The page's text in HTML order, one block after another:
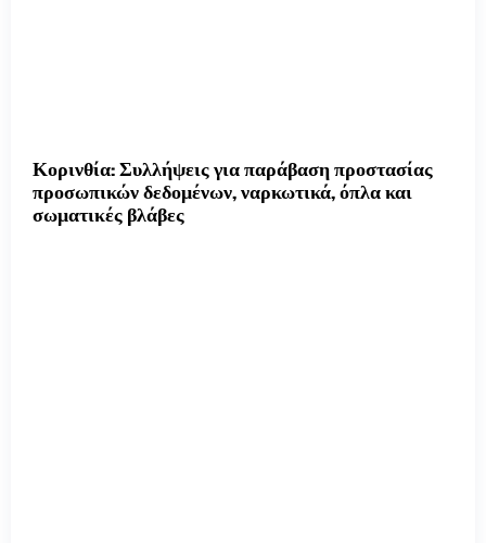
Κορινθία: Συλλήψεις για παράβαση προστασίας
προσωπικών δεδομένων, ναρκωτικά, όπλα και
σωματικές βλάβες